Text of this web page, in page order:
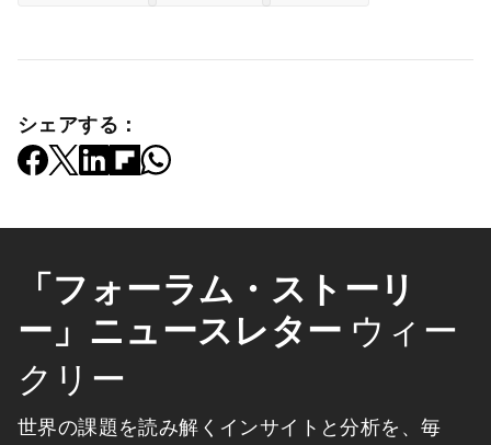
シェアする：
「フォーラム・ストーリ
ー」ニュースレター ウィー
クリー
世界の課題を読み解くインサイトと分析を、毎